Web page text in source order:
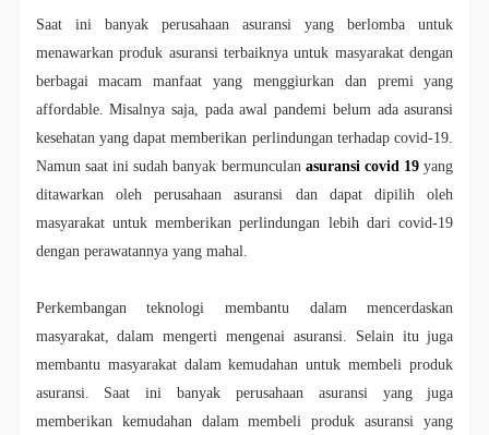
Saat ini banyak perusahaan asuransi yang berlomba untuk
menawarkan produk asuransi terbaiknya untuk masyarakat dengan
berbagai macam manfaat yang menggiurkan dan premi yang
affordable. Misalnya saja, pada awal pandemi belum ada asuransi
kesehatan yang dapat memberikan perlindungan terhadap covid-19.
Namun saat ini sudah banyak bermunculan asuransi covid 19 yang
ditawarkan oleh perusahaan asuransi dan dapat dipilih oleh
masyarakat untuk memberikan perlindungan lebih dari covid-19
dengan perawatannya yang mahal.
Perkembangan teknologi membantu dalam mencerdaskan
masyarakat, dalam mengerti mengenai asuransi. Selain itu juga
membantu masyarakat dalam kemudahan untuk membeli produk
asuransi. Saat ini banyak perusahaan asuransi yang juga
memberikan kemudahan dalam membeli produk asuransi yang